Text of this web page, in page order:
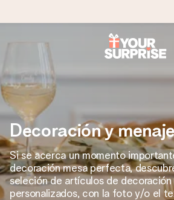
Preparamos tu regalo con cuidado y lo
para que lo entregues en el momento
importa.
4,5 (basado en +15.000
Nuestros regalos inspiran. Los
Google Reviews.
Decoración y
Si se acerca un momento
decoración mesa perfecta,
seleción de artículos de decoración
personalizados, con la foto y/o el